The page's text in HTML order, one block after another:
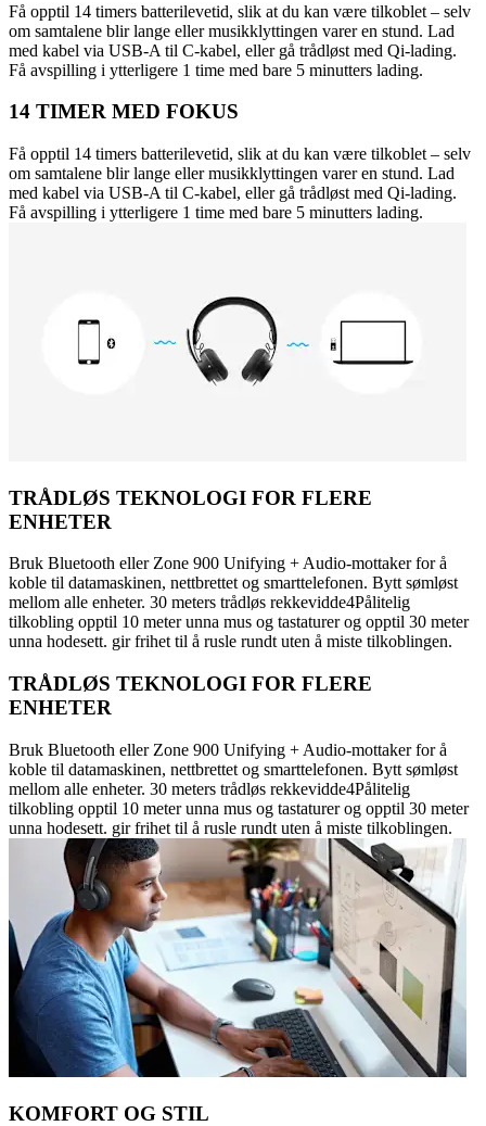
Få opptil 14 timers batterilevetid, slik at du kan være tilkoblet – selv
om samtalene blir lange eller musikklyttingen varer en stund. Lad
med kabel via USB-A til C-kabel, eller gå trådløst med Qi-lading.
Få avspilling i ytterligere 1 time med bare 5 minutters lading.
14 TIMER MED FOKUS
Få opptil 14 timers batterilevetid, slik at du kan være tilkoblet – selv
om samtalene blir lange eller musikklyttingen varer en stund. Lad
med kabel via USB-A til C-kabel, eller gå trådløst med Qi-lading.
Få avspilling i ytterligere 1 time med bare 5 minutters lading.
TRÅDLØS TEKNOLOGI FOR FLERE
ENHETER
Bruk Bluetooth eller Zone 900 Unifying + Audio-mottaker for å
koble til datamaskinen, nettbrettet og smarttelefonen. Bytt sømløst
mellom alle enheter. 30 meters trådløs rekkevidde4Pålitelig
tilkobling opptil 10 meter unna mus og tastaturer og opptil 30 meter
unna hodesett. gir frihet til å rusle rundt uten å miste tilkoblingen.
TRÅDLØS TEKNOLOGI FOR FLERE
ENHETER
Bruk Bluetooth eller Zone 900 Unifying + Audio-mottaker for å
koble til datamaskinen, nettbrettet og smarttelefonen. Bytt sømløst
mellom alle enheter. 30 meters trådløs rekkevidde4Pålitelig
tilkobling opptil 10 meter unna mus og tastaturer og opptil 30 meter
unna hodesett. gir frihet til å rusle rundt uten å miste tilkoblingen.
KOMFORT OG STIL